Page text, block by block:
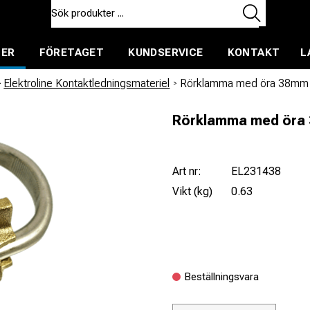
FÖRETAGET KUNDSERVICE KONTAKT
Elektroline Kontaktledningsmateriel / Rörklamma med öra 38mm
Rörklamma med öra
Art nr:
EL231438
Vikt (kg)
0.63
Beställningsvara